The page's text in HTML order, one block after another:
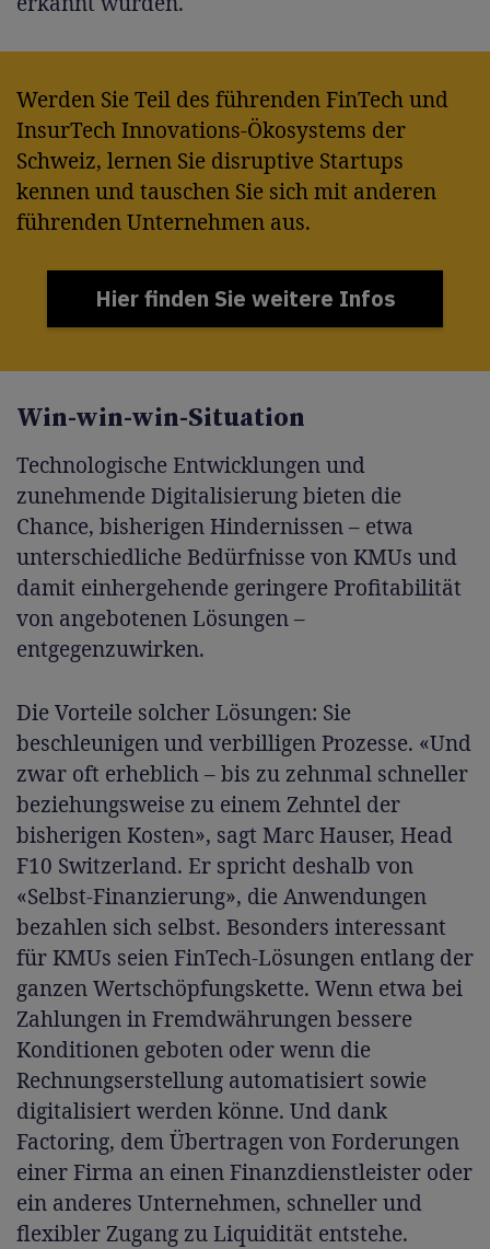
Werden Sie Teil des führenden FinTech und
InsurTech Innovations-Ökosystems der
Schweiz, lernen Sie disruptive Startups
kennen und tauschen Sie sich mit anderen
führenden Unternehmen aus.
Hier finden Sie weitere Infos
Win-win-win-Situation
Technologische Entwicklungen und
zunehmende Digitalisierung bieten die
Chance, bisherigen Hindernissen – etwa
unterschiedliche Bedürfnisse von KMUs und
damit einhergehende geringere Profitabilität
von angebotenen Lösungen –
entgegenzuwirken.
Die Vorteile solcher Lösungen: Sie
beschleunigen und verbilligen Prozesse. «Und
zwar oft erheblich – bis zu zehnmal schneller
beziehungsweise zu einem Zehntel der
bisherigen Kosten», sagt Marc Hauser, Head
F10 Switzerland. Er spricht deshalb von
«Selbst-Finanzierung», die Anwendungen
bezahlen sich selbst. Besonders interessant
für KMUs seien FinTech-Lösungen entlang der
ganzen Wertschöpfungskette. Wenn etwa bei
Zahlungen in Fremdwährungen bessere
Konditionen geboten oder wenn die
Rechnungserstellung automatisiert sowie
digitalisiert werden könne. Und dank
Factoring, dem Übertragen von Forderungen
einer Firma an einen Finanzdienstleister oder
ein anderes Unternehmen, schneller und
flexibler Zugang zu Liquidität entstehe.